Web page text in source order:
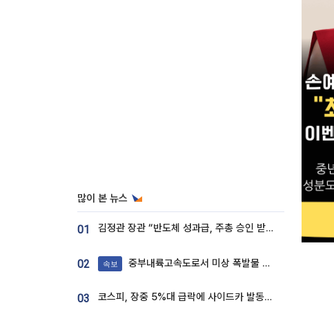
많이 본 뉴스
01 김정관 장관 “반도체 성과급, 주총 승인 받도록”…상법·자본시장법 개정 시사
02 속보 중부내륙고속도로서 미상 폭발물 발견
03 코스피, 장중 5%대 급락에 사이드카 발동…삼성·SK 동반 폭락